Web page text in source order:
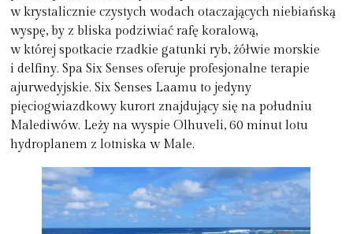
w krystalicznie czystych wodach otaczających niebiańską
wyspę, by z bliska podziwiać rafę koralową,
w której spotkacie rzadkie gatunki ryb, żółwie morskie
i delfiny. Spa Six Senses oferuje profesjonalne terapie
ajurwedyjskie. Six Senses Laamu to jedyny
pięciogwiazdkowy kurort znajdujący się na południu
Malediwów. Leży na wyspie Olhuveli, 60 minut lotu
hydroplanem z lotniska w Male.